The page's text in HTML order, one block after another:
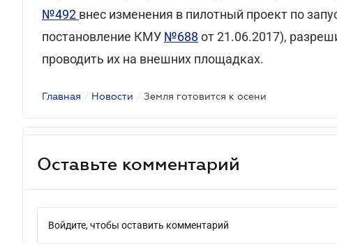
№492 внес изменения в пилотный проект по
постановление КМУ №688 от 21.06.2017),
проводить их на внешних площадках.
Главная / Новости / Земля готовится к осени
Оставьте комментарий
Войдите, чтобы оставить комментарий